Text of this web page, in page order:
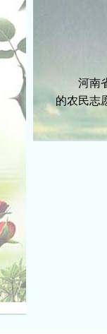
河南省
的农民志